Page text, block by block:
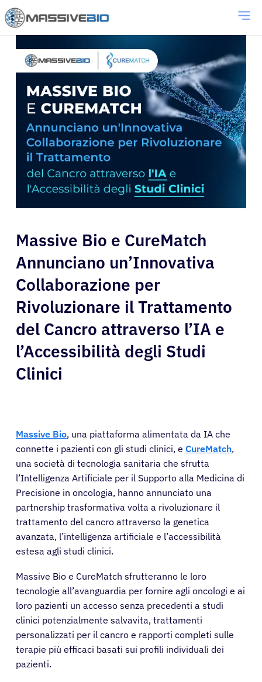
Massive Bio e CureMatch
Annunciano un’Innovativa
Collaborazione per
Rivoluzionare il Trattamento
del Cancro attraverso l’IA e
l’Accessibilità degli Studi
Clinici
Massive Bio, una piattaforma alimentata da IA che
connette i pazienti con gli studi clinici, e CureMatch,
una società di tecnologia sanitaria che sfrutta
l’Intelligenza Artificiale per il Supporto alla Medicina di
Precisione in oncologia, hanno annunciato una
partnership trasformativa volta a rivoluzionare il
trattamento del cancro attraverso la genetica
avanzata, l’intelligenza artificiale e l’accessibilità
estesa agli studi clinici.
Massive Bio e CureMatch sfrutteranno le loro
tecnologie all’avanguardia per fornire agli oncologi e ai
loro pazienti un accesso senza precedenti a studi
clinici potenzialmente salvavita, trattamenti
personalizzati per il cancro e rapporti completi sulle
terapie più efficaci basati sui profili individuali dei
pazienti.